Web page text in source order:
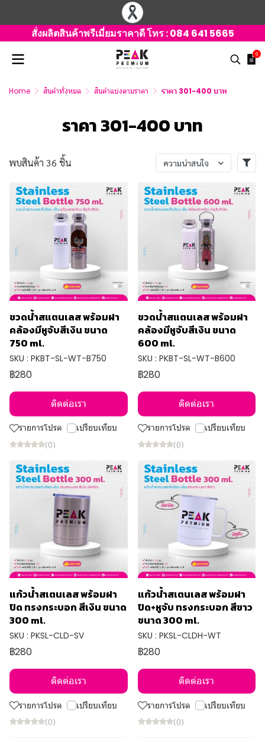
สั่งผลิตสินค้าพรีเมี่ยมราคาดี โทร :084 641 5665
0
Home สินค้าทั้งหมด สินค้าแบ่งตามราคา ราคา 301-400 บาท
ราคา 301-400 บาท
พบสินค้า 36 ชิ้น ความน่าสนใจ
ขวดน้ำสแตนเลส พร้อมฝา
คล้องมีหูจับสีเงิน ขนาด
750 ml.
SKU : PKBT-SL-WT-B750
฿280
ติดต่อเรา
รายการโปรด เปรียบเทียบ
(0)
ขวดน้ำสแตนเลส พร้อมฝา
คล้องมีหูจับสีเงิน ขนาด
600 ml.
SKU : PKBT-SL-WT-B600
฿280
ติดต่อเรา
รายการโปรด เปรียบเทียบ
(0)
แก้วน้ำสเตนเลส พร้อมฝา
ปิด ทรงกระบอก สีเงิน ขนาด
300 ml.
SKU : PKSL-CLD-SV
฿280
ติดต่อเรา
รายการโปรด เปรียบเทียบ
(0)
แก้วน้ำสเตนเลส พร้อมฝา
ปิด+หูจับ ทรงกระบอก สีขาว
ขนาด 300 ml.
SKU : PKSL-CLDH-WT
฿280
ติดต่อเรา
รายการโปรด เปรียบเทียบ
(0)